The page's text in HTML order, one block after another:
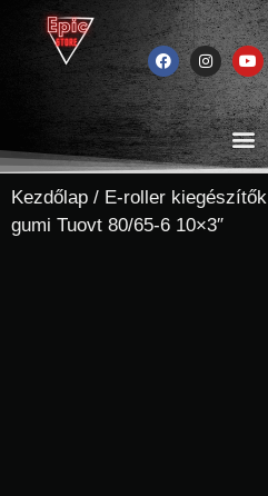
Kezdőlap / E-roller kiegészítők
gumi Tuovt 80/65-6 10×3″